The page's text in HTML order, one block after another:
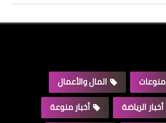
منوعات
المال والأعمال
أخبار الرياضة
أخبار منوعة